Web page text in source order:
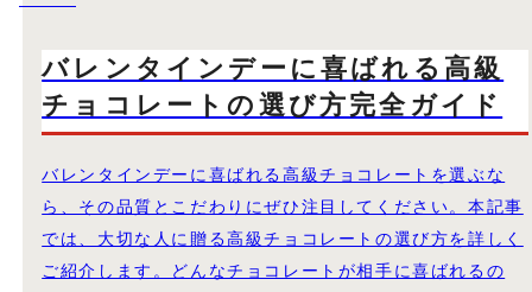
バレンタインデーに喜ばれる高級
チョコレートの選び方完全ガイド
バレンタインデーに喜ばれる高級チョコレートを選ぶな
ら、その品質とこだわりにぜひ注目してください。本記事
では、大切な人に贈る高級チョコレートの選び方を詳しく
ご紹介します。どんなチョコレートが相手に喜ばれるの